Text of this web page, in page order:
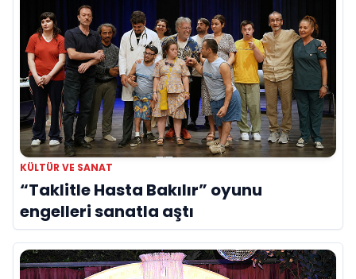
KÜLTÜR VE SANAT
“Taklitle Hasta Bakılır” oyunu
engelleri sanatla aştı